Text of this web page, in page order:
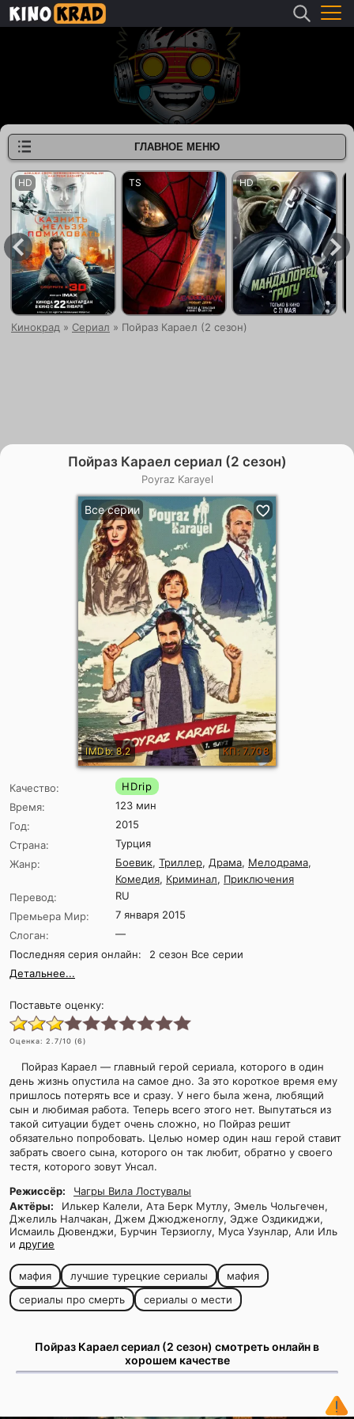
Кинокрад » Сериал » Пойраз Караел (2 сезон)
Пойраз Караел сериал (2 сезон)
Poyraz Karayel
IMDb: 8.2 КП: 7.708
Все серии
Качество:
HDrip
Время:
123 мин
Год:
2015
Страна:
Турция
Жанр:
Боевик, Триллер, Драма, Мелодрама,
Комедия, Криминал, Приключения
Перевод:
RU
Премьера Мир:
7 января 2015
Слоган:
—
Последняя серия онлайн:
2 сезон Все серии
Детальнее...
Поставьте оценку:
Оценка: 2.7/10 (6)
Пойраз Караел — главный герой сериала, которого в один
день жизнь опустила на самое дно. За это короткое время ему
пришлось потерять все и сразу. У него была жена, любящий
сын и любимая работа. Теперь всего этого нет. Выпутаться из
такой ситуации будет очень сложно, но Пойраз решит
обязательно попробовать. Целью номер один наш герой ставит
забрать своего сына, которого он так любит, обратно у своего
тестя, которого зовут Унсал.
Режиссёр:
Чагры Вила Лостувалы
Актёры:
Илькер Калели, Ата Берк Мутлу, Эмель Чольгечен,
Джелиль Налчакан, Джем Джюдженоглу, Эдже Оздикиджи,
Исмаиль Дювенджи, Бурчин Терзиоглу, Муса Узунлар, Али Иль
и другие
мафия лучшие турецкие сериалы
мафия
сериалы про смерть
сериалы о мести
Пойраз Караел сериал (2 сезон) смотреть онлайн в
хорошем качестве
ГЛАВНОЕ МЕНЮ